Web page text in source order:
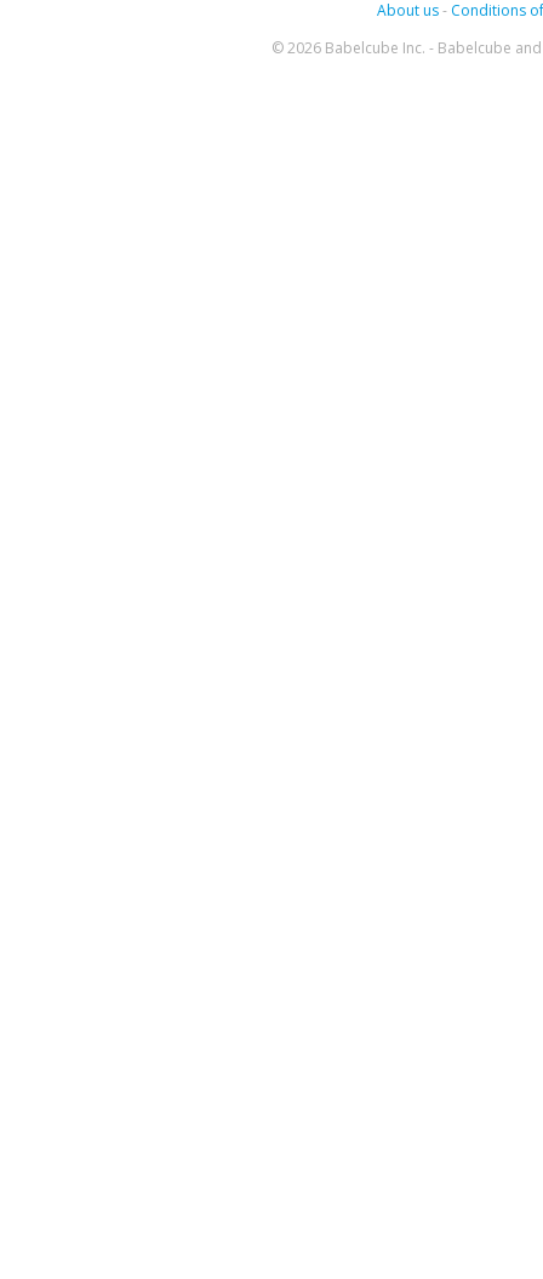
About us- Conditions
© 2026 Babelcube Inc. - Babelcube